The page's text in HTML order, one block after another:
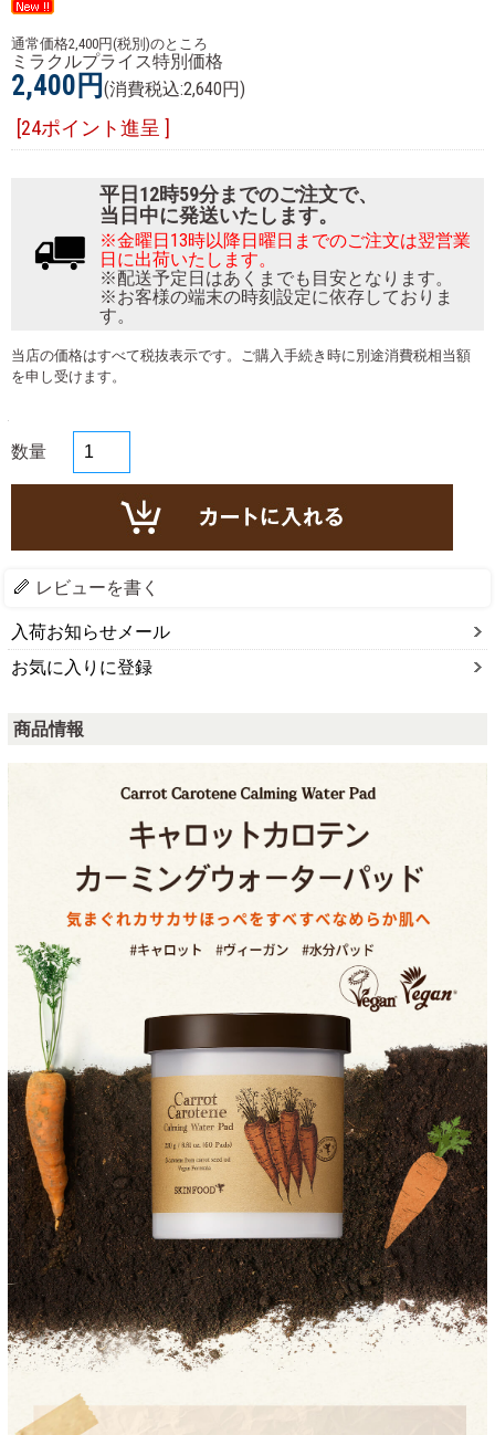
通常価格2,400円(税別)のところ
ミラクルプライス特別価格
2,400円 (消費税込:2,640円)
[24ポイント進呈 ]
平日12時59分までのご注文で、
当日中に発送いたします。
※金曜日13時以降日曜日までのご注文は翌営業
日に出荷いたします。
※配送予定日はあくまでも目安となります。
※お客様の端末の時刻設定に依存しておりま
す。
当店の価格はすべて税抜表示です。ご購入手続き時に別途消費税相当額
を申し受けます。
数量
レビューを書く
入荷お知らせメール
お気に入りに登録
商品情報